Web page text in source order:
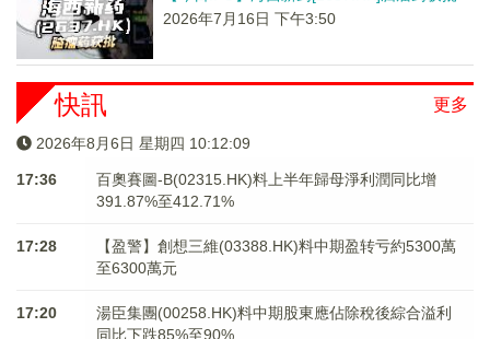
2026年7月16日 下午3:50
更多
快訊
2026年8月6日 星期四 10:12:09
17:36
百奧賽圖-B(02315.HK)料上半年歸母淨利潤同比增
391.87%至412.71%
17:28
【盈警】創想三維(03388.HK)料中期盈转亏約5300萬
至6300萬元
17:20
湯臣集團(00258.HK)料中期股東應佔除稅後綜合溢利
同比下跌85%至90%